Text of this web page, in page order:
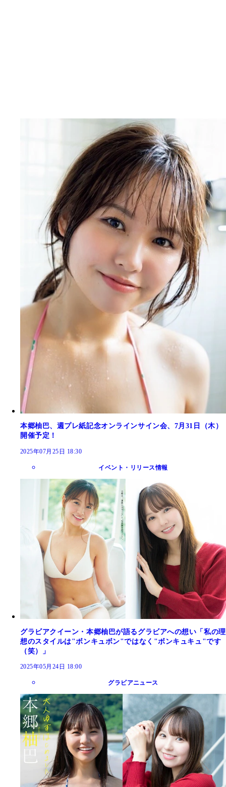
本郷柚巴、週プレ紙記念オンラインサイン会、7月31日（木）
開催予定！
2025年07月25日 18:30
イベント・リリース情報
グラビアクイーン・本郷柚巴が語るグラビアへの想い「私の理
想のスタイルは"ボンキュボン"ではなく"ボンキュキュ"です
（笑）」
2025年05月24日 18:00
グラビアニュース